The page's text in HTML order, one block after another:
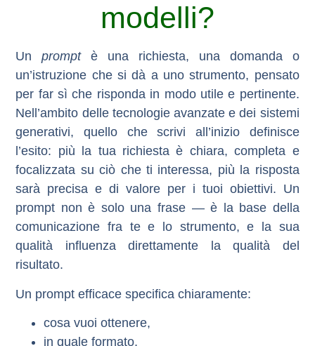
modelli?
Unpromptè una richiesta, una domanda o
un’istruzione che si dà a uno strumento, pensato
per far sì che risponda in modo utile e pertinente.
Nell’ambito delle tecnologie avanzate e dei sistemi
generativi, quello che scrivi all’inizio definisce
l’esito: più la tua richiesta è chiara, completa e
focalizzata su ciò che ti interessa, più la risposta
sarà precisa e di valore per i tuoi obiettivi. Un
prompt non è solo una frase — è la base della
comunicazione fra te e lo strumento, e la sua
qualità influenza direttamente la qualità del
risultato.
Un prompt efficace specifica chiaramente:
cosa vuoi ottenere,
in quale formato,